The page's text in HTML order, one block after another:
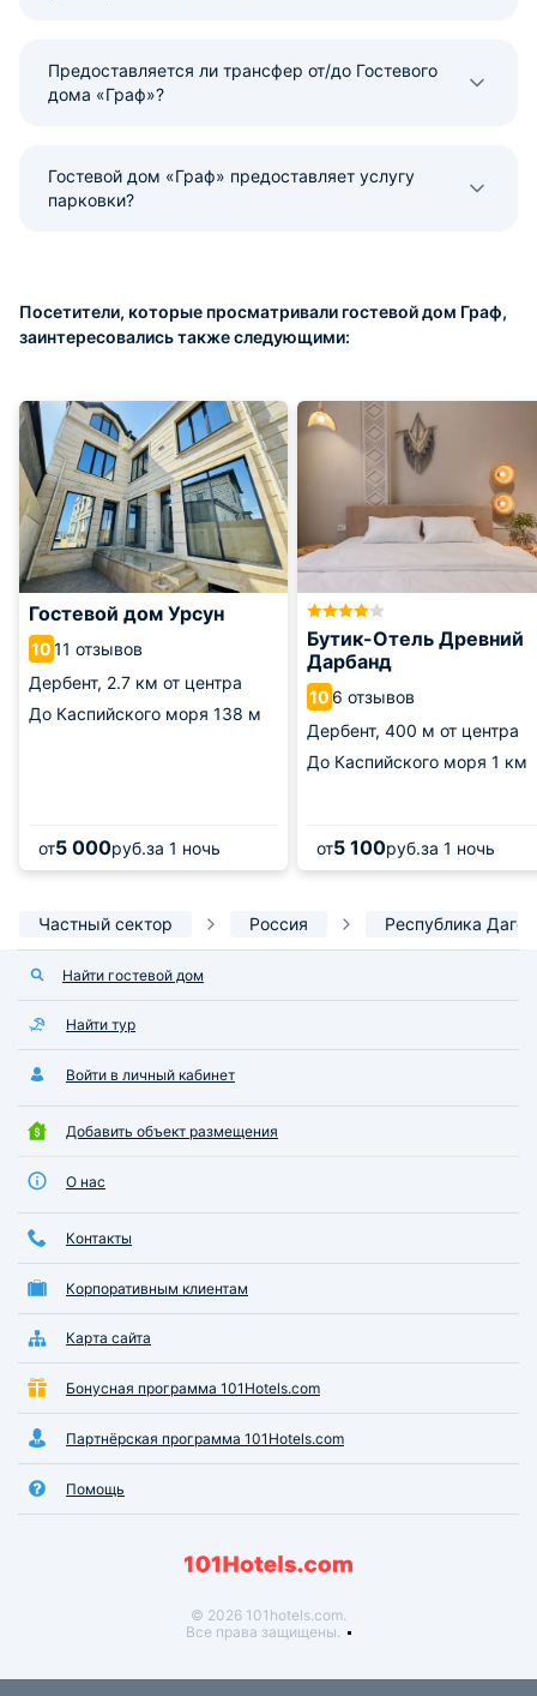
Предоставляется ли трансфер от/до Гостевого
дома «Граф»?
Гостевой дом «Граф» предоставляет услугу
парковки?
Посетители, которые просматривали гостевой дом Граф,
заинтересовались также следующими:
Гостевой дом Урсун
1011 отзывов
Дербент, 2.7 км от центра
До Каспийского моря 138 м
от5 000руб.за 1 ночь
Бутик-Отель Древний
Дарбанд
10 6 отзывов
Дербент, 400 м от центра
До Каспийского моря 1 км
от5 100руб.за 1 ночь
Частный сектор Россия Республика
Найти гостевой дом
Найти тур
Войти в личный кабинет
Добавить объект размещения
О нас
Контакты
Корпоративным клиентам
Карта сайта
Бонусная программа 101Hotels.com
Партнёрская программа 101Hotels.com
Помощь
© 2026 101hotels.com.
Все права защищены.